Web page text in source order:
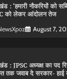
: ‘हमारी नौकरियों को
को लेकर आंदोलन तेज
August 7,
: JPSC अध्यक्ष का पद
तक जवाब दे सरकार- हाई